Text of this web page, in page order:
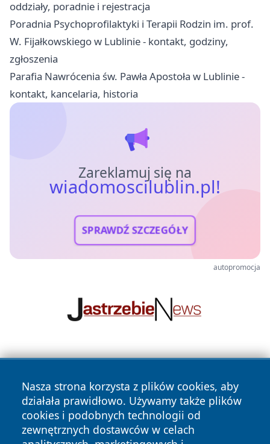
oddziały, poradnie i rejestracja
Poradnia Psychoprofilaktyki i Terapii Rodzin im. prof.
W. Fijałkowskiego w Lublinie - kontakt, godziny,
zgłoszenia
Parafia Nawrócenia św. Pawła Apostoła w Lublinie -
kontakt, kancelaria, historia
Zareklamuj się na
wiadomoscilublin.pl!
SPRAWDŹ SZCZEGÓŁY
autopromocja
Nasza strona korzysta z plików cookies, aby
działała prawidłowo. Używamy także plików
cookies i podobnych technologii od
zewnętrznych dostawców w celach
Copyright © 2026 wiadomoscilublin.pl Wszystkie prawa